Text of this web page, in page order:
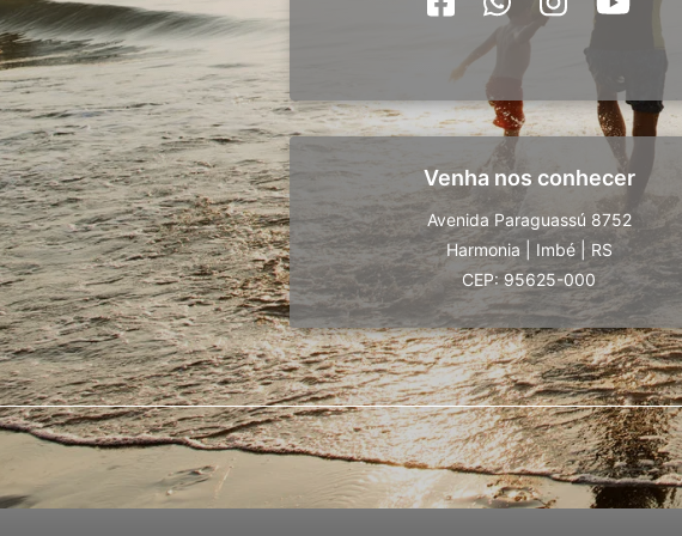
Venha nos conhecer
Avenida Paraguassú 8752
Harmonia
Imbé | RS
CEP: 95625-000